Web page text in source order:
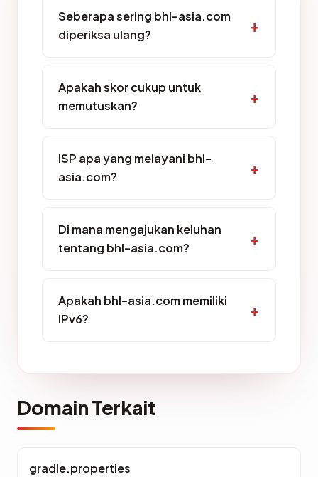
Seberapa sering bhl-asia.com
diperiksa ulang?
Apakah skor cukup untuk
memutuskan?
ISP apa yang melayani bhl-
asia.com?
Di mana mengajukan keluhan
tentang bhl-asia.com?
Apakah bhl-asia.com memiliki
IPv6?
Domain Terkait
gradle.properties